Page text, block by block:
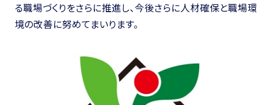
る職場づくりをさらに推進し、今後さらに人材確保と職場環
境の改善に努めてまいります。